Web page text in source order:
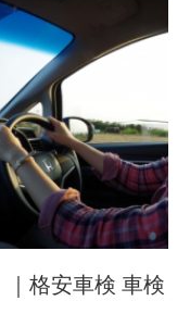
格安車検 車検